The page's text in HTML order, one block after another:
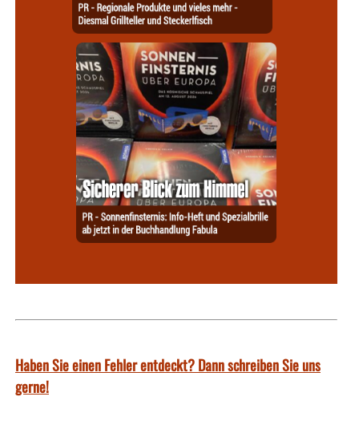
Haben Sie einen Fehler entdeckt? Dann schreiben Sie uns
gerne!